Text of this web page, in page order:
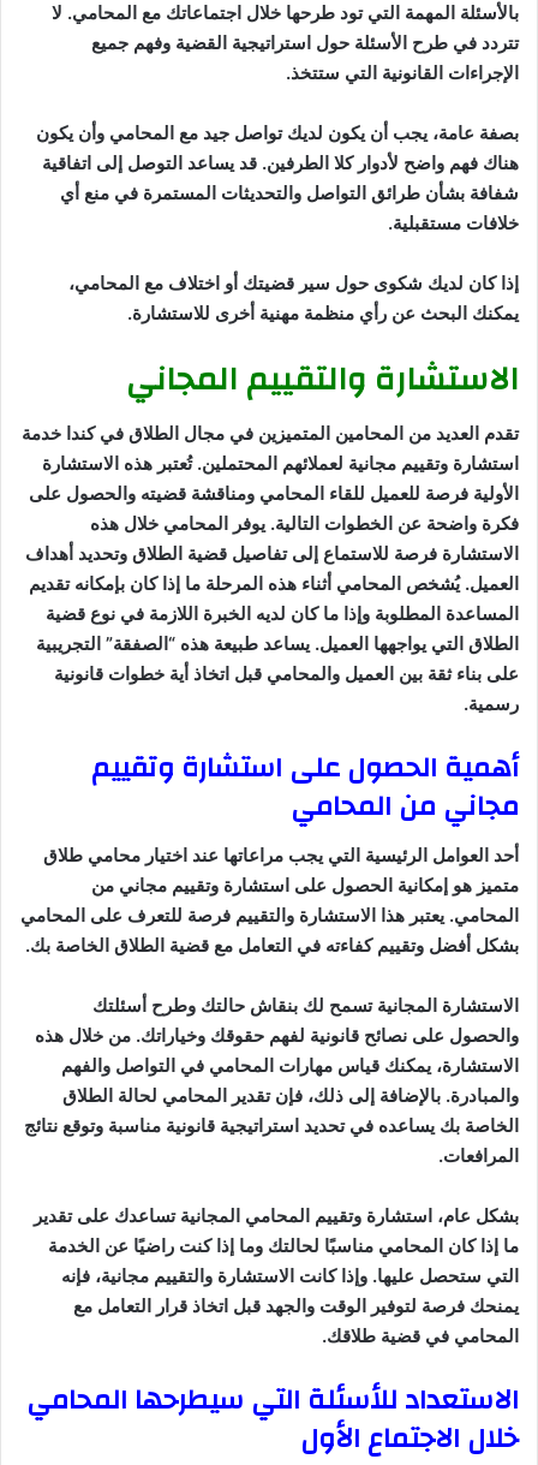
بالأسئلة المهمة التي تود طرحها خلال اجتماعاتك مع المحامي. لا
تتردد في طرح الأسئلة حول استراتيجية القضية وفهم جميع
الإجراءات القانونية التي ستتخذ.
بصفة عامة، يجب أن يكون لديك تواصل جيد مع المحامي وأن يكون
هناك فهم واضح لأدوار كلا الطرفين. قد يساعد التوصل إلى اتفاقية
شفافة بشأن طرائق التواصل والتحديثات المستمرة في منع أي
خلافات مستقبلية.
إذا كان لديك شكوى حول سير قضيتك أو اختلاف مع المحامي،
يمكنك البحث عن رأي منظمة مهنية أخرى للاستشارة.
الاستشارة والتقييم المجاني
تقدم العديد من المحامين المتميزين في مجال الطلاق في كندا خدمة
استشارة وتقييم مجانية لعملائهم المحتملين. تُعتبر هذه الاستشارة
الأولية فرصة للعميل للقاء المحامي ومناقشة قضيته والحصول على
فكرة واضحة عن الخطوات التالية. يوفر المحامي خلال هذه
الاستشارة فرصة للاستماع إلى تفاصيل قضية الطلاق وتحديد أهداف
العميل. يُشخص المحامي أثناء هذه المرحلة ما إذا كان بإمكانه تقديم
المساعدة المطلوبة وإذا ما كان لديه الخبرة اللازمة في نوع قضية
الطلاق التي يواجهها العميل. يساعد طبيعة هذه “الصفقة” التجريبية
على بناء ثقة بين العميل والمحامي قبل اتخاذ أية خطوات قانونية
رسمية.
أهمية الحصول على استشارة وتقييم
مجاني من المحامي
أحد العوامل الرئيسية التي يجب مراعاتها عند اختيار محامي طلاق
متميز هو إمكانية الحصول على استشارة وتقييم مجاني من
المحامي. يعتبر هذا الاستشارة والتقييم فرصة للتعرف على المحامي
بشكل أفضل وتقييم كفاءته في التعامل مع قضية الطلاق الخاصة بك.
الاستشارة المجانية تسمح لك بنقاش حالتك وطرح أسئلتك
والحصول على نصائح قانونية لفهم حقوقك وخياراتك. من خلال هذه
الاستشارة، يمكنك قياس مهارات المحامي في التواصل والفهم
والمبادرة. بالإضافة إلى ذلك، فإن تقدير المحامي لحالة الطلاق
الخاصة بك يساعده في تحديد استراتيجية قانونية مناسبة وتوقع نتائج
المرافعات.
بشكل عام، استشارة وتقييم المحامي المجانية تساعدك على تقدير
ما إذا كان المحامي مناسبًا لحالتك وما إذا كنت راضيًا عن الخدمة
التي ستحصل عليها. وإذا كانت الاستشارة والتقييم مجانية، فإنه
يمنحك فرصة لتوفير الوقت والجهد قبل اتخاذ قرار التعامل مع
المحامي في قضية طلاقك.
الاستعداد للأسئلة التي سيطرحها المحامي
خلال الاجتماع الأول